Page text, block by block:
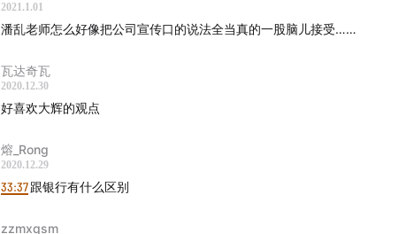
2021.1.01
潘乱老师怎么好像把公司宣传口的说法全当真的一股脑儿接受……
瓦达奇瓦
2020.12.30
好喜欢大辉的观点
熔_Rong
2020.12.29
33:37跟银行有什么区别
zzmxqsm